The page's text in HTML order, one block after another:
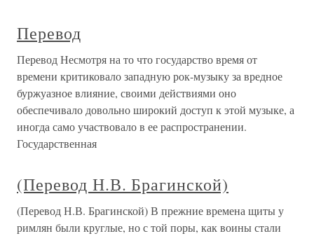
Перевод
Перевод Несмотря на то что государство время от
времени критиковало западную рок-музыку за вредное
буржуазное влияние, своими действиями оно
обеспечивало довольно широкий доступ к этой музыке, а
иногда само участвовало в ее распространении.
Государственная
(Перевод Н.В. Брагинской)
(Перевод Н.В. Брагинской) В прежние времена щиты у
римлян были круглые, но с той поры, как воины стали